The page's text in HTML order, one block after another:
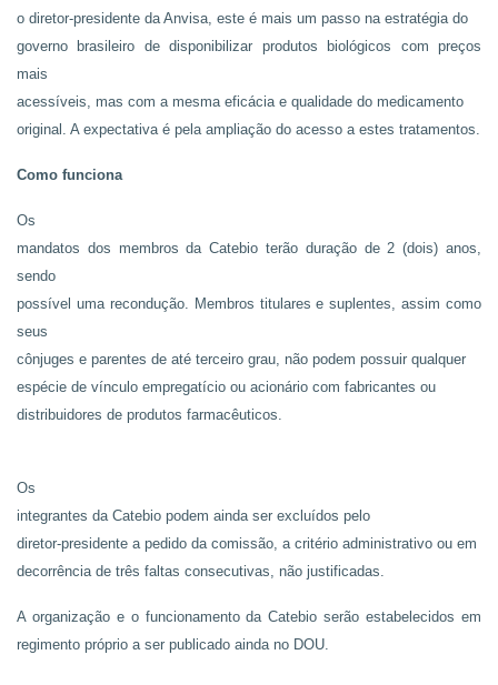
o diretor-presidente da Anvisa, este é mais um passo na estratégia do
governo brasileiro de disponibilizar produtos biológicos com preços
mais
acessíveis, mas com a mesma eficácia e qualidade do medicamento
original. A expectativa é pela ampliação do acesso a estes tratamentos.
Como funciona
Os
mandatos dos membros da Catebio terão duração de 2 (dois) anos,
sendo
possível uma recondução. Membros titulares e suplentes, assim como
seus
cônjuges e parentes de até terceiro grau, não podem possuir qualquer
espécie de vínculo empregatício ou acionário com fabricantes ou
distribuidores de produtos farmacêuticos.
Os
integrantes da Catebio podem ainda ser excluídos pelo
diretor-presidente a pedido da comissão, a critério administrativo ou em
decorrência de três faltas consecutivas, não justificadas.
A organização e o funcionamento da Catebio serão estabelecidos em
regimento próprio a ser publicado ainda no DOU.